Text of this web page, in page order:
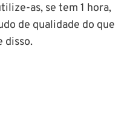
as, se tem 1 hora,
de qualidade do que
disso.